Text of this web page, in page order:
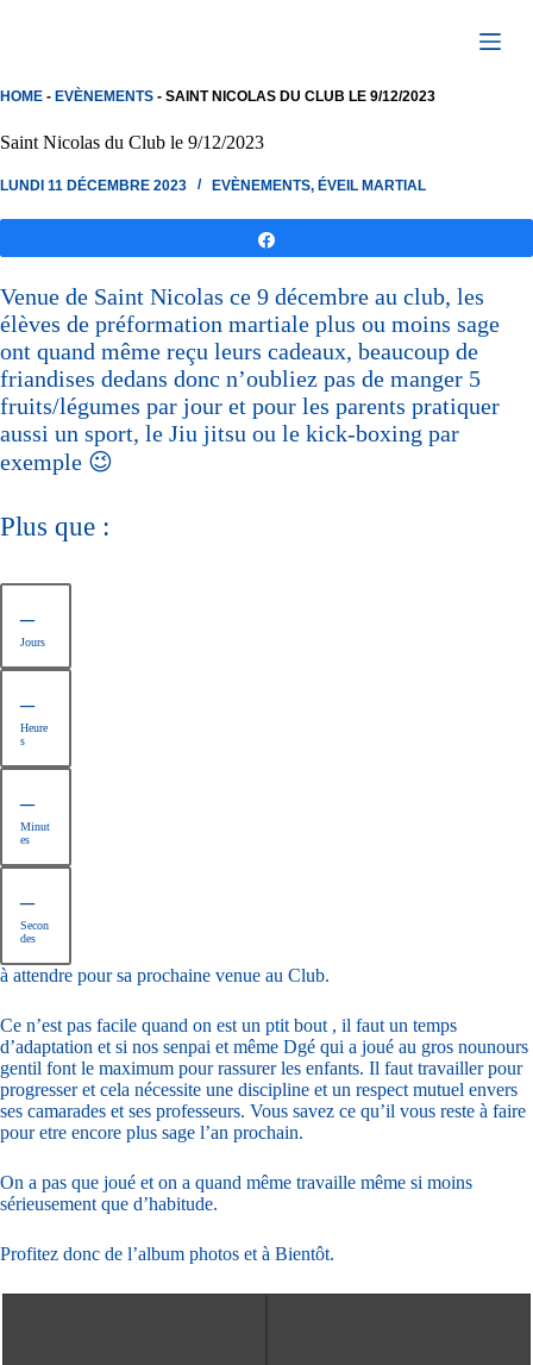
HOME - EVÈNEMENTS - SAINT NICOLAS DU CLUB LE 9/12/2023
Saint Nicolas du Club le 9/12/2023
LUNDI 11 DÉCEMBRE 2023 EVÈNEMENTS, ÉVEIL MARTIAL
Venue de Saint Nicolas ce 9 décembre au club, les
élèves de préformation martiale plus ou moins sage
ont quand même reçu leurs cadeaux, beaucoup de
friandises dedans donc n’oubliez pas de manger 5
fruits/légumes par jour et pour les parents pratiquer
aussi un sport, le Jiu jitsu ou le kick-boxing par
exemple 😉
Plus que :
–
Jours
–
Heure
s
–
Minut
es
–
Secon
des
à attendre pour sa prochaine venue au Club.
Ce n’est pas facile quand on est un ptit bout , il faut un temps
d’adaptation et si nos senpai et même Dgé qui a joué au gros nounours
gentil font le maximum pour rassurer les enfants. Il faut travailler pour
progresser et cela nécessite une discipline et un respect mutuel envers
ses camarades et ses professeurs. Vous savez ce qu’il vous reste à faire
pour etre encore plus sage l’an prochain.
On a pas que joué et on a quand même travaille même si moins
sérieusement que d’habitude.
Profitez donc de l’album photos et à Bientôt.